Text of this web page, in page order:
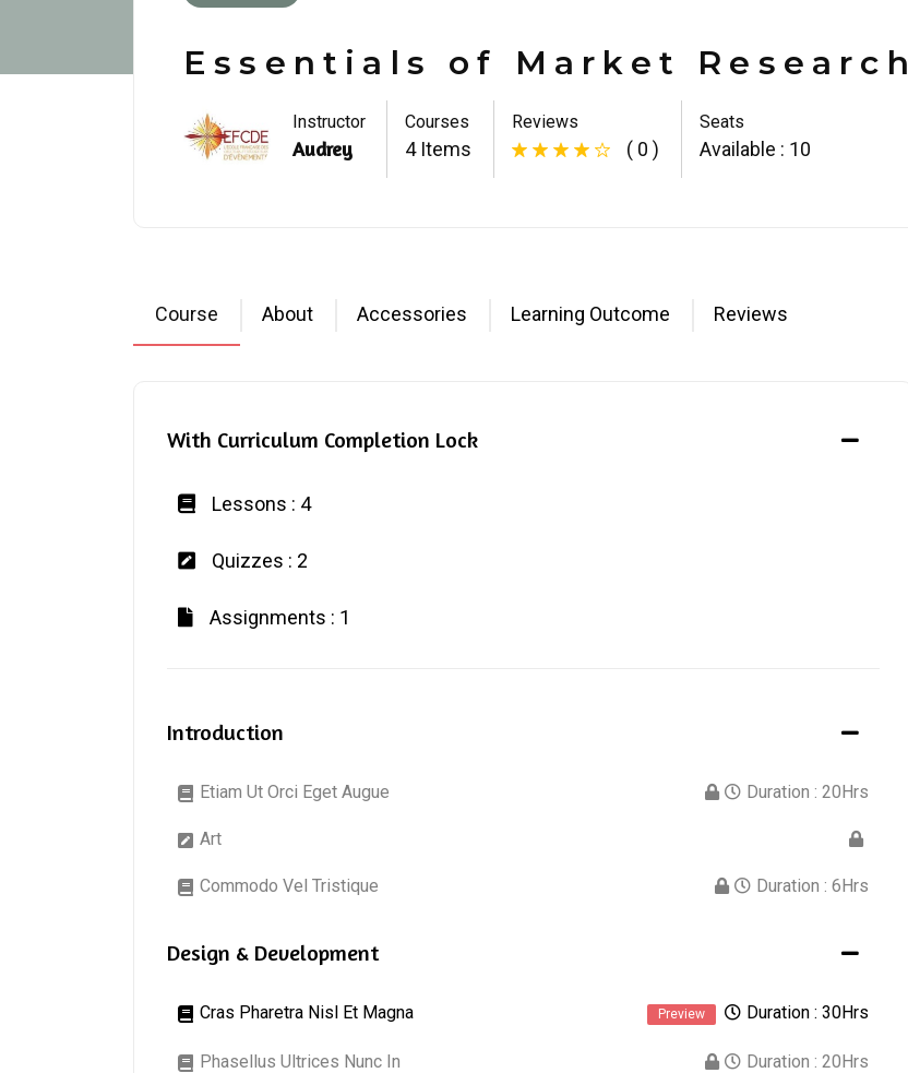
Essentials of Market Research
Instructor
Audrey
Courses
4 Items
Reviews
( 0 )
Seats
Available : 10
Course About Accessories Learning Outcome Reviews
With Curriculum Completion Lock
Lessons : 4
Quizzes : 2
Assignments : 1
Introduction
Etiam Ut Orci Eget Augue Duration : 20Hrs
Art
Commodo Vel Tristique Duration : 6Hrs
Design & Development
Cras Pharetra Nisl Et Magna Preview Duration : 30Hrs
Phasellus Ultrices Nunc In Duration : 20Hrs